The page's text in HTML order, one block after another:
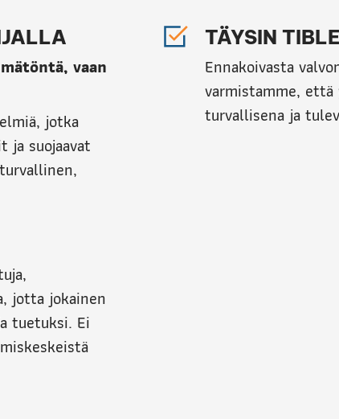
vaan
jotka
suojaavat
TÄYSIN
Ennakoivasta
varmistamme, että
turvallisena ja
jotta jokainen
tuetuksi. Ei